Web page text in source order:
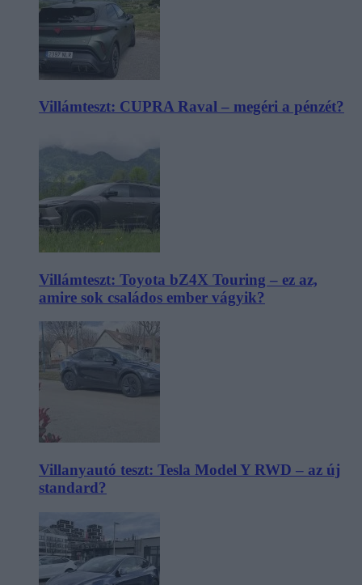
Villámteszt: CUPRA Raval – megéri a pénzét?
Villámteszt: Toyota bZ4X Touring – ez az,
amire sok családos ember vágyik?
Villanyautó teszt: Tesla Model Y RWD – az új
standard?